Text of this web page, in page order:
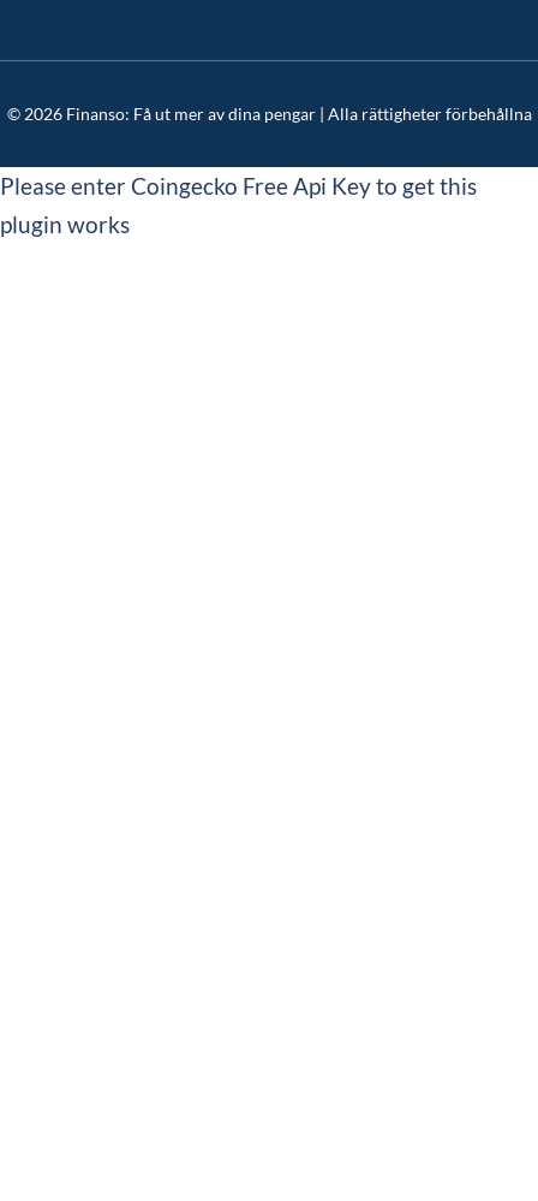
© 2026 Finanso: Få ut mer av dina pengar | Alla rättigheter förbehållna
Please enter Coingecko Free Api Key to get this
plugin works